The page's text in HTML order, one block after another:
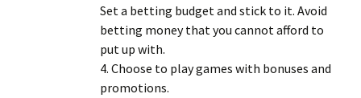
Set a betting budget and stick to it. Avoid
betting money that you cannot afford to
put up with.
4. Choose to play games with bonuses and
promotions.